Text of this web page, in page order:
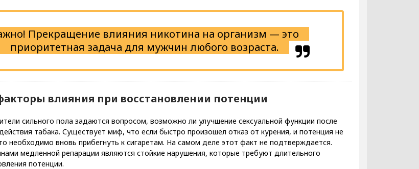
Прекращение влияния никотина на организм — это
приоритетная задача для мужчин любого возраста.
влияния при восстановлении потенции
сильного пола задаются вопросом, возможно ли улучшение сексуальной функции после
табака. Существует миф, что если быстро произошел отказ от курения, и потенция не
необходимо вновь прибегнуть к сигаретам. На самом деле этот факт не подтверждается.
медленной репарации являются стойкие нарушения, которые требуют длительного
потенции.